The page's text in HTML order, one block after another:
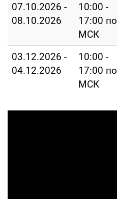
07.10.2026 -
08.10.2026
10:00 -
17:00 по
МСК
03.12.2026 -
04.12.2026
10:00 -
17:00 по
МСК